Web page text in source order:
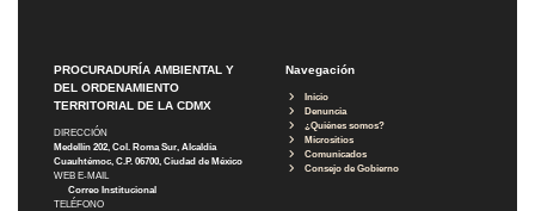
PROCURADURÍA AMBIENTAL Y
DEL ORDENAMIENTO
TERRITORIAL DE LA CDMX
DIRECCIÓN
Medellín 202, Col. Roma Sur, Alcaldía
Cuauhtémoc, C.P. 06700, Ciudad de México
WEB E-MAIL
Correo Institucional
TELÉFONO
Navegación
Inicio
Denuncia
¿Quiénes somos?
Micrositios
Comunicados
Consejo de Gobierno